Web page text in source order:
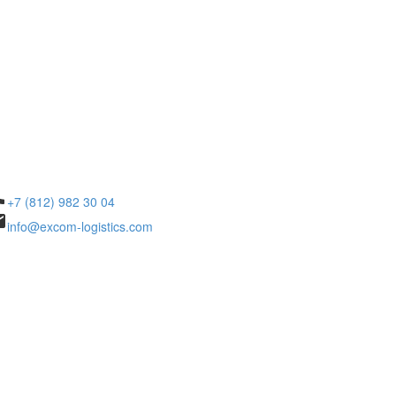
+7 (812) 982 30 04
info@excom-logistics.com